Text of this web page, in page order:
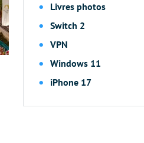
Livres photos
Switch 2
VPN
Windows 11
iPhone 17